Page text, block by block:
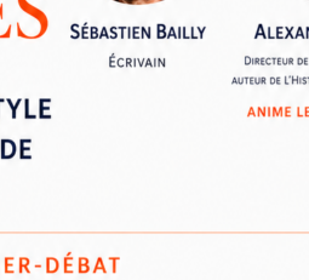
Présentation/tour de table
ses contenus au mobile.